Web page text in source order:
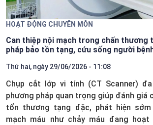
HOẠT ĐỘNG CHUYÊN MÔN
Can thiệp nội mạch trong chấn thương
pháp bảo tồn tạng, cứu sống người
Thứ hai, ngày 29/06/2026 - 11:08
Chụp cắt lớp vi tính (CT Scanner)
phương pháp quan trọng giúp đánh giá
tổn thương tạng đặc, phát hiện sớm
mạch máu như chảy máu đang hoạt